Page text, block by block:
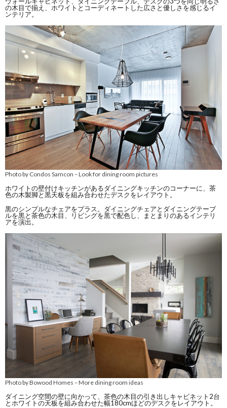
の木目で揃え、ホワイトとコーディネートした広さと優しさを感じるイ
ンテリア。
Photo by Condos Samcon –Look for dining room pictures
ホワイトの壁付けキッチンがあるダイニングキッチンのコーナーに、茶
色の木製脚と黒天板を組み合わせたデスクをレイアウト。
黒のシンプルなチェアをプラス。ダイニングチェアとダイニングテーブ
ルを黒と茶色の木目、リビングを黒で配色し、まとまりのあるインテリ
アを演出。
Photo by Bowood Homes –More dining room ideas
ダイニング空間の壁に向かって、茶色の木目の引き出しキャビネット2台
とホワイトの天板を組み合わせた幅180cmほどのデスクをレイアウト。